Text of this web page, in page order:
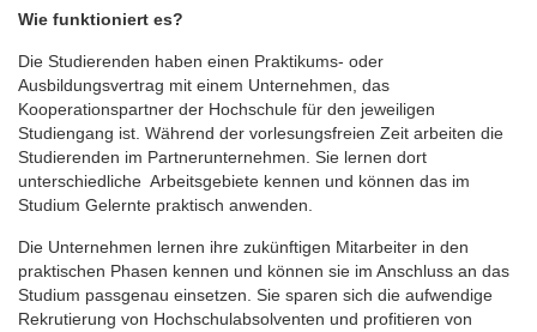
Wie funktioniert es?
Die Studierenden haben einen Praktikums- oder
Ausbildungsvertrag mit einem Unternehmen, das
Kooperationspartner der Hochschule für den jeweiligen
Studiengang ist. Während der vorlesungsfreien Zeit arbeiten die
Studierenden im Partnerunternehmen. Sie lernen dort
unterschiedliche Arbeitsgebiete kennen und können das im
Studium Gelernte praktisch anwenden.
Die Unternehmen lernen ihre zukünftigen Mitarbeiter in den
praktischen Phasen kennen und können sie im Anschluss an das
Studium passgenau einsetzen. Sie sparen sich die aufwendige
Rekrutierung von Hochschulabsolventen und profitieren von